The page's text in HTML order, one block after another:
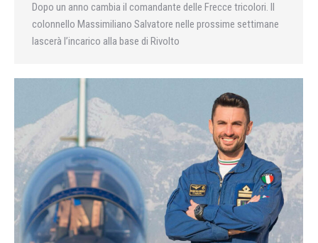
Dopo un anno cambia il comandante delle Frecce tricolori. Il
colonnello Massimiliano Salvatore nelle prossime settimane
lascerà l’incarico alla base di Rivolto